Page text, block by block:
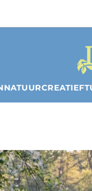
NATUURCREATIEF